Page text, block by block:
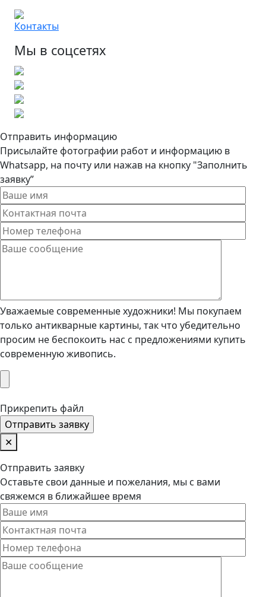
Контакты
Мы в соцсетях
Отправить информацию
Присылайте фотографии работ и информацию в
Whatsapp, на почту или нажав на кнопку "Заполнить
заявку”
Уважаемые современные художники! Мы покупаем
только антикварные картины, так что убедительно
просим не беспокоить нас с предложениями купить
современную живопись.
Прикрепить файл
✕
Отправить заявку
Оставьте свои данные и пожелания, мы с вами
свяжемся в ближайшее время